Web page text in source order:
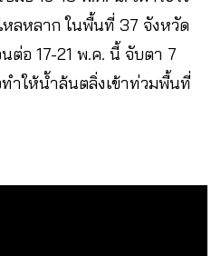
ลหลาก ในพื้นที่ 37 จังหวัด
อ 17-21 พ.ค. นี้ จับตา 7
ำให้น้ำล้นตลิ่งเข้าท่วมพื้นที่